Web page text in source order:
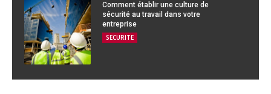
Comment établir une culture de
sécurité au travail dans votre
entreprise
SECURITE